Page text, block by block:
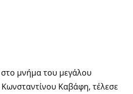
μνήμα του μεγάλου
Καβάφη, τέλεσε